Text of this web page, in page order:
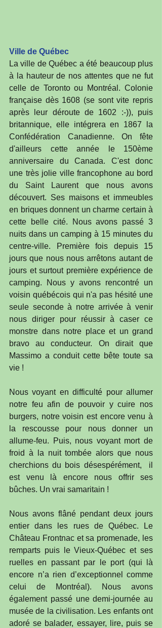
Ville de Québec
La ville de Québec a été beaucoup plus
à la hauteur de nos attentes que ne fut
celle de Toronto ou Montréal. Colonie
française dès 1608 (se sont vite repris
après leur déroute de 1602 :-)), puis
britannique, elle intégrera en 1867 la
Confédération Canadienne. On fête
d'ailleurs cette année le 150ème
anniversaire du Canada. C'est donc
une très jolie ville francophone au bord
du Saint Laurent que nous avons
découvert. Ses maisons et immeubles
en briques donnent un charme certain à
cette belle cité. Nous avons passé 3
nuits dans un camping à 15 minutes du
centre-ville. Première fois depuis 15
jours que nous nous arrêtons autant de
jours et surtout première expérience de
camping. Nous y avons rencontré un
voisin québécois qui n'a pas hésité une
seule seconde à notre arrivée à venir
nous diriger pour réussir à caser ce
monstre dans notre place et un grand
bravo au conducteur. On dirait que
Massimo a conduit cette bête toute sa
vie !
Nous voyant en difficulté pour allumer
notre feu afin de pouvoir y cuire nos
burgers, notre voisin est encore venu à
la rescousse pour nous donner un
allume-feu. Puis, nous voyant mort de
froid à la nuit tombée alors que nous
cherchions du bois désespérément,  il
est venu là encore nous offrir ses
bûches. Un vrai samaritain !
Nous avons flâné pendant deux jours
entier dans les rues de Québec. Le
Château Frontnac et sa promenade, les
remparts puis le Vieux-Québec et ses
ruelles en passant par le port (qui là
encore n’a rien d’exceptionnel comme
celui de Montréal). Nous avons
également passé une demi-journée au
musée de la civilisation. Les enfants ont
adoré se balader, essayer, lire, puis se